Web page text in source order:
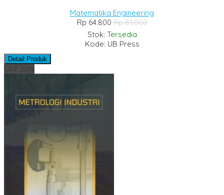
Matematika Engineering
Rp 64.800Rp 81.000
Stok: Tersedia
Kode: UB Press
Detail Produk
OFF 20%